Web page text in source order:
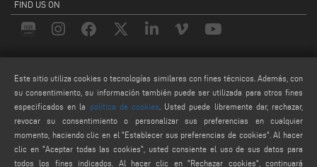
FIND US ON
PRIVACY POLICY
LEGAL NOTES
COOKIE POLICY
Este sitio utiliza cookies o tecnologías similares con fines técnicos. Además, con
su consentimiento, su información también puede ser utilizada para otros fines
especificados en la
política de cookies . Usted puede libremente dar, rechazar,
revocar su consentimiento o personalizar sus preferencias en cualquier
momento, haciendo clic en el "Establecer sus preferencias de cookies". Al hacer
clic en "Aceptar todas las cookies", usted consiente el uso de sus datos para
todos los fines indicados. Al hacer clic en "Rechazar cookies", continuará